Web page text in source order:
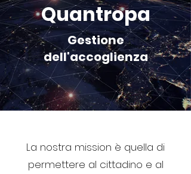
Quantropa
Gestione
dell'accoglienza
La nostra mission è quella di
permettere al cittadino e al